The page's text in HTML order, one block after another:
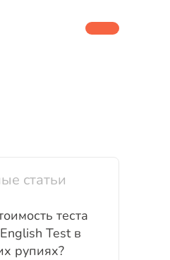
статьи
теста
Test в
рупиях?